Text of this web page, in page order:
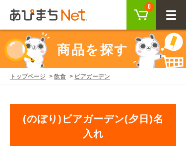
0
CLOSE
ログイン
会員登録
商品を探す
SEARCH
商品を探す
トップページ 飲食 ビアガーデン
(のぼり)ビアガーデン(夕日)名
入れ